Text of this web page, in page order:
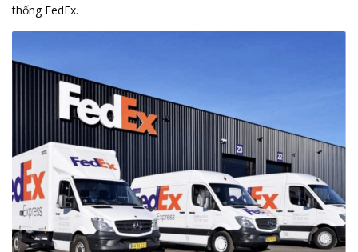
thống FedEx.